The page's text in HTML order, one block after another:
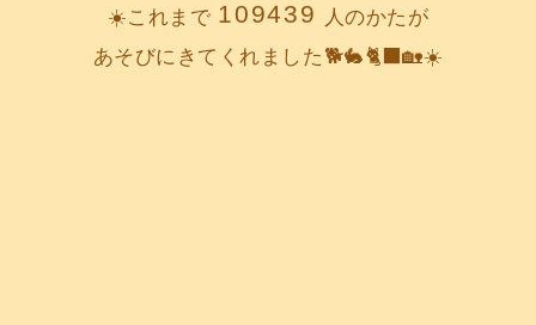
☀️これまで 109439
人のかたが
あそびにきてくれました🐕️🐇🐈‍⬛🏡☀️